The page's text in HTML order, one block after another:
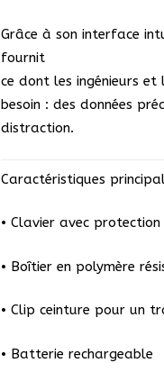
Grâce à son interface
fournit
ce dont les ingénieurs
besoin : des données
distraction.
Caractéristiques
• Clavier avec
• Boîtier en polymère
• Clip ceinture pour un
• Batterie rechargeable